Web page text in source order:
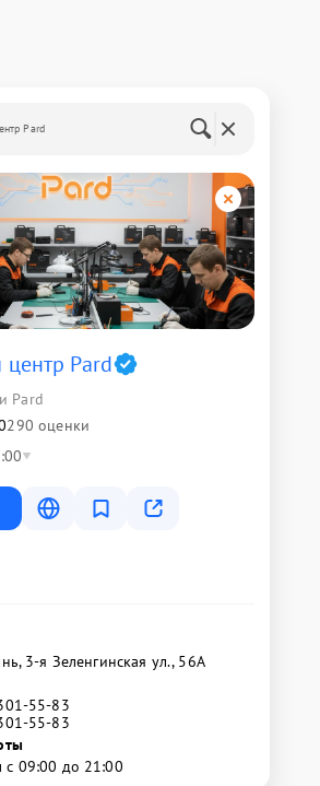
Pard
Pard
Pard
290 оценки
3-я Зеленгинская ул., 56А
55-83
55-83
с 09:00 до 21:00